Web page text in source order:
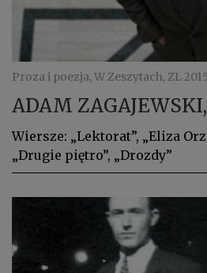
Proza i poezja, W Zeszytach, ZL
ADAM
Wiersze: „Lektorat”, „Eliza
„Drugie piętro”, „Drozdy”